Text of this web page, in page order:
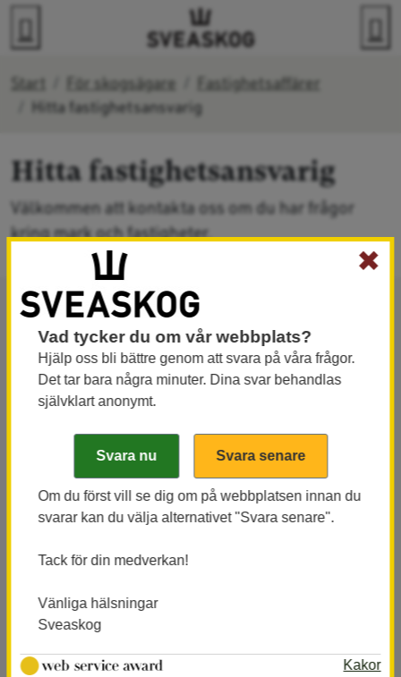
Gå direkt till innehållet
Start För skogsägare
Fastighetsaffärer
Hitta fastighetsansvarig
Hitta fastighetsansvarig
Välkommen att kontakta oss om du har frågor
kring mark och fastigheter.
Är du intresserad av att köpa eller sälja mark? Vi
jobbar aktivt med vårt markinnehav och är öppen
för byten och affärer.
Vill du bli kontaktad?
Hela Sverige
Norrbotten
Västerbotten
Mellansverige
Götaland
Norrbotten
Sören Åhlund
✖
Vad tycker du om vår webbplats?
Hjälp oss bli bättre genom att svara på våra frågor.
Det tar bara några minuter. Dina svar behandlas
självklart anonymt.
Om du först vill se dig om på webbplatsen innan du
svarar kan du välja alternativet "Svara senare".
Tack för din medverkan!
Vänliga hälsningar
Sveaskog
Kakor